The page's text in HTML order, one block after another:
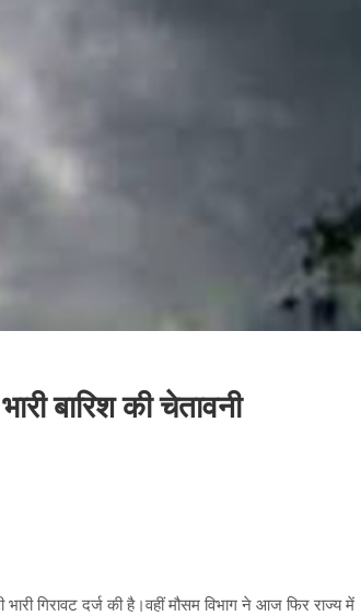
बारिश की चेतावनी
भारी गिरावट दर्ज की है।वहीं मौसम विभाग ने आज फिर राज्य में